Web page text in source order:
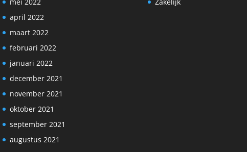
april 2022
maart 2022
februari 2022
januari 2022
december 2021
november 2021
oktober 2021
september 2021
augustus 2021